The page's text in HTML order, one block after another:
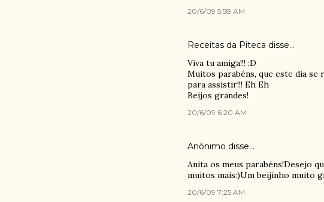
20/6/09 5:58 AM
Receitas da Piteca disse…
Viva tu amiga!!! :D
Muitos parabéns, que este dia
para assistir!!! Eh Eh
Beijos grandes!
20/6/09 6:20 AM
Anônimo disse…
Anita os meus parabéns!Desejo
muitos mais:)Um beijinho muito
20/6/09 7:25 AM